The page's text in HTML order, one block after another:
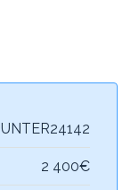
UNTER24142
2 400€